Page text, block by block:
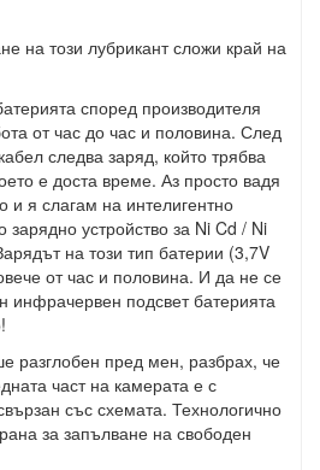
на този лубрикант сложи край на
според производителя
от час до час и половина. След
следва заряд, който трябва
е доста време. Аз просто вадя
и я слагам на интелигентно
устройство за Ni Cd / Ni
на този тип батерии (3,7V
от час и половина. И да не се
инфрачервен подсвет батерията
разглобен пред мен, разбрах, че
част на камерата е с
със схемата. Технологично
за запълване на свободен